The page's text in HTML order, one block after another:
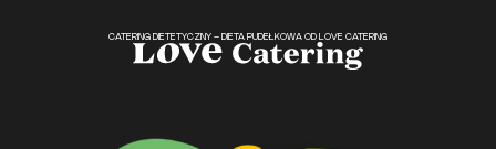
CATERING DIETETYCZNY – DIETA PUDEŁKOWA OD LOVE CATERING